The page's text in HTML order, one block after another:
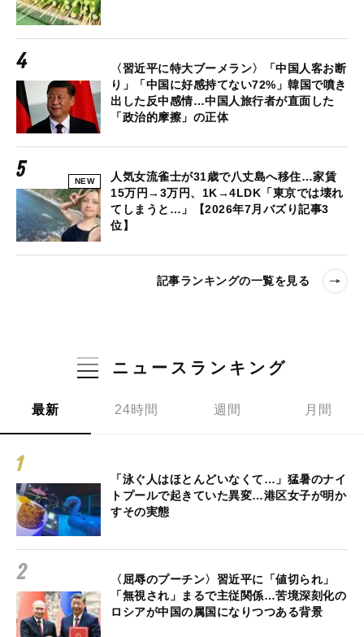
〈習近平に特大ブーメラン〉「中国人客お断
り」「中国に好感持てない72%」韓国で噴き
出した反中感情…中国人旅行者が直面した
「政治的摩擦」の正体
NEW
人気女流雀士が31歳で八丈島へ移住…家賃
15万円→3万円、1K→4LDK「東京では壊れ
てしまうと…」【2026年7月バズり記事3
位】
記事ランキングの一覧を見る
ニュースランキング
最新 24時間 週間 月間
「泳ぐ人はほとんどいなくて…」猛暑のナイ
トプールで起きていた異変…港区女子が明か
すその実態
〈屈辱のプーチン〉習近平に「値切られ」
「無視され」まるで主従関係…苦境深刻化の
ロシアが中国の属国になりつつある背景